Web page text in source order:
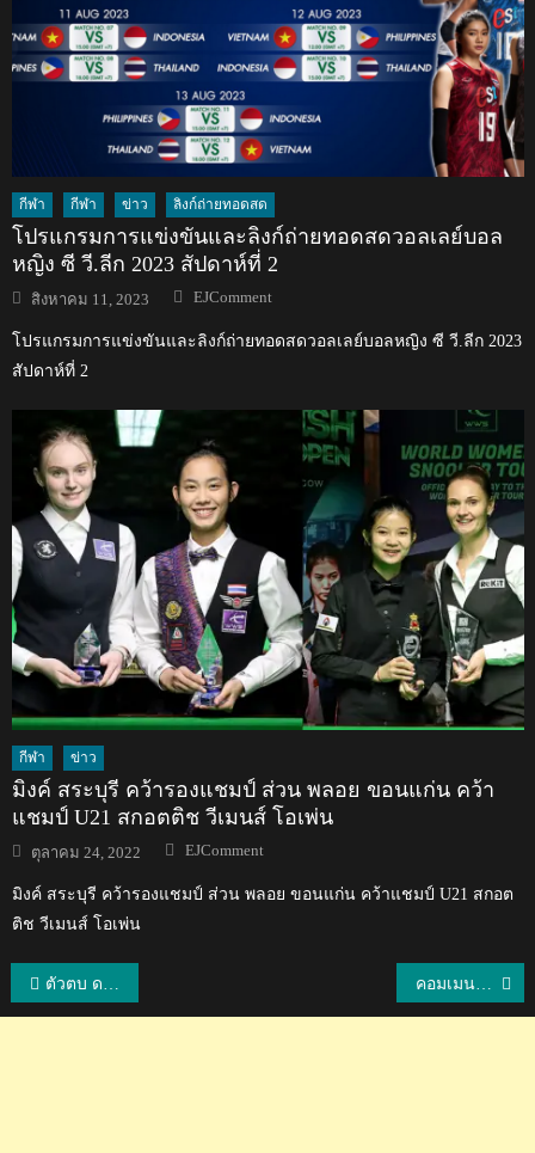
กีฬา กีฬา ข่าว ลิงก์ถ่ายทอดสด
โปรแกรมการแข่งขันและลิงก์ถ่ายทอดสดวอลเลย์บอล
หญิง ซี วี.ลีก 2023 สัปดาห์ที่ 2
Posted
on
สิงหาคม 11, 2023 Author
EJComment
โปรแกรมการแข่งขันและลิงก์ถ่ายทอดสดวอลเลย์บอลหญิง ซี วี.ลีก 2023
สัปดาห์ที่ 2
กีฬา ข่าว
มิงค์ สระบุรี คว้ารองแชมป์ ส่วน พลอย ขอนแก่น คว้า
แชมป์ U21 สกอตติช วีเมนส์ โอเพ่น
Posted
on
ตุลาคม 24, 2022 Author
EJComment
มิงค์ สระบุรี คว้ารองแชมป์ ส่วน พลอย ขอนแก่น คว้าแชมป์ U21 สกอต
ติช วีเมนส์ โอเพ่น
แนะแนว
ตัวตบ ดลพร สวมบทมือเซต พาทีมชาติไทย U20 คว้าชัย 3 นัดรวด ศึก ปริ๊นเซส คัพ ครั้งที่ 21 คอมเมนต์เกาหลี+ญี่ปุ่น+ชาวโลกสุดทึ่ง! หลังเห็นการวิ่งภูริพล และลมกรดทีมชาติไทย